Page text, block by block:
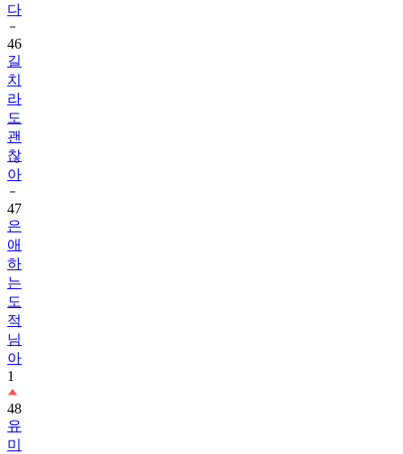
다
46
길
치
라
도
괜
찮
아
47
은
애
하
는
도
적
님
아
1
48
유
미